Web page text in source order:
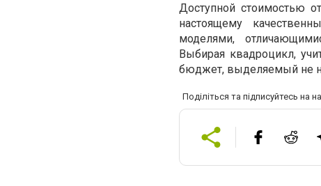
Доступной стоимостью
настоящему
моделями,
Выбирая квадроцикл,
бюджет, выделяемый не
Поділіться та підписуйтесь на